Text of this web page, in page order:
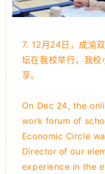
7. 12月24日，成渝
坛在我校举行，我
享。
On Dec 24, the
work forum of
Economic Circle
Director of our
experience in the